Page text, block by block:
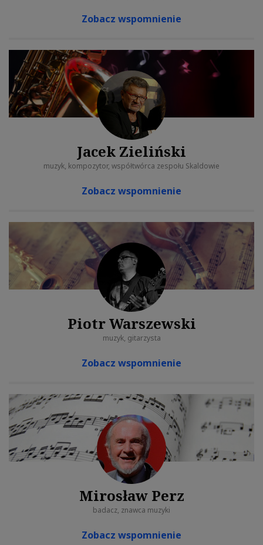
Zobacz wspomnienie
Jacek Zieliński
muzyk, kompozytor, współtwórca zespołu Skaldowie
Zobacz wspomnienie
Piotr Warszewski
muzyk, gitarzysta
Zobacz wspomnienie
Mirosław Perz
badacz, znawca muzyki
Zobacz wspomnienie